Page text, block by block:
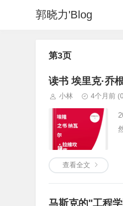
郭晓力'Blog
第3页
读书 埃里克·乔
小林 4个月前
查看全文
马斯克的"工程